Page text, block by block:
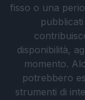
fisso o una
disponibilità,
momento.
potrebbero
strumenti di